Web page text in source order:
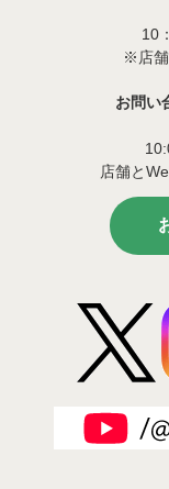
10
※店舗
お問い
店舗と